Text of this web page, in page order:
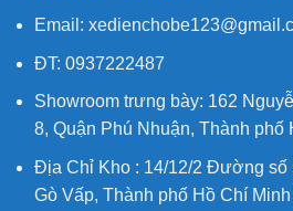
Email:
ĐT: 0937222487
Showroom trưng bày: 162
8, Quận Phú Nhuận, Thành phố
Địa Chỉ Kho : 14/12/2 Đường số
Gò Vấp, Thành phố Hồ Chí